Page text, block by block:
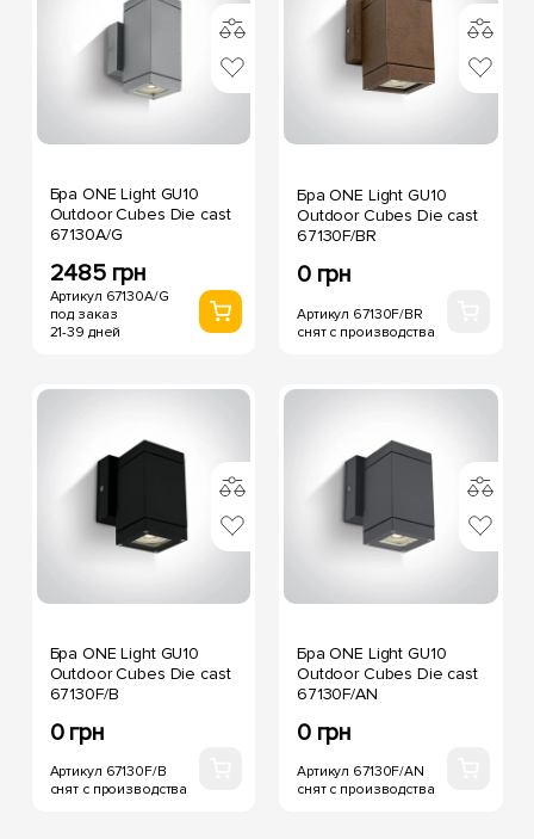
Бра ONE Light GU10
Outdoor Cubes Die cast
67130A/G
2485 грн
Артикул 67130A/G
под заказ
21-39 дней
Бра ONE Light GU10
Outdoor Cubes Die cast
67130F/BR
0 грн
Артикул 67130F/BR
снят с производства
Бра ONE Light GU10
Outdoor Cubes Die cast
67130F/B
0 грн
Артикул 67130F/B
снят с производства
Бра ONE Light GU10
Outdoor Cubes Die cast
67130F/AN
0 грн
Артикул 67130F/AN
снят с производства